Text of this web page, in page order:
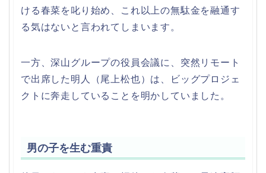
ける春菜を叱り始め、これ以上の無駄金を融通す
る気はないと言われてしまいます。
一方、深山グループの役員会議に、突然リモート
で出席した明人（尾上松也）は、ビッグプロジェ
クトに奔走していることを明かしていました。
男の子を生む重責